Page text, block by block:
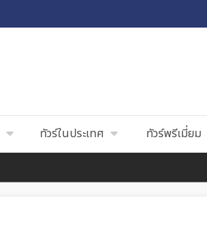
ทัวร์ในประเทศ ทัวร์พรีเมี่ยม